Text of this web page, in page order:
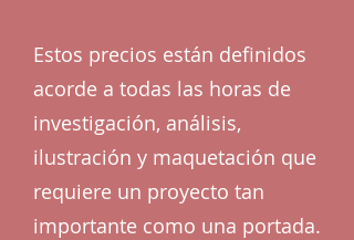
Estos precios están definidos
acorde a todas las horas de
investigación, análisis,
ilustración y maquetación que
requiere un proyecto tan
importante como una portada.